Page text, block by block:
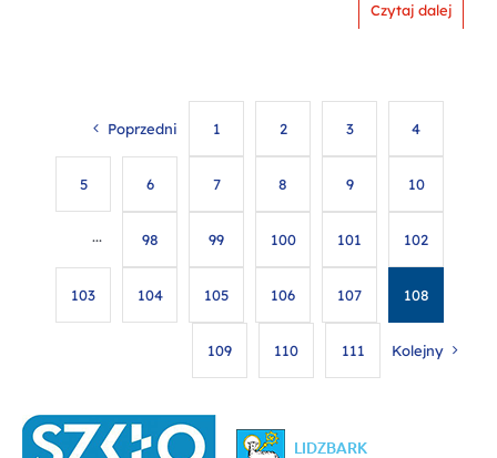
Czytaj dalej
Poprzedni 1 2 3 4
5 6 7 8 9 10
··· 98 99 100 101 102
103 104 105 106 107 108
109 110 111 Kolejny